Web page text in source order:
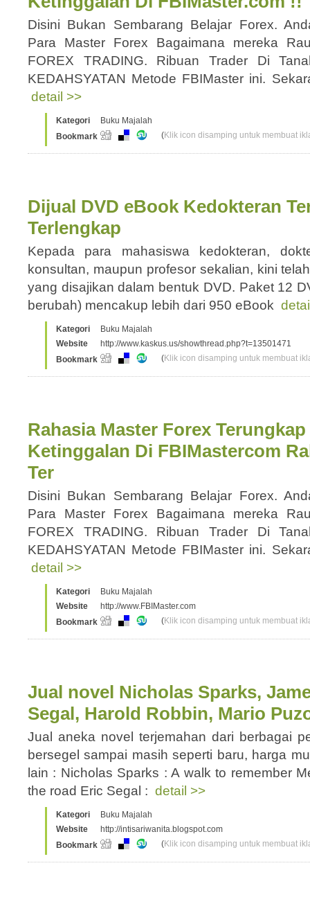
Disini Bukan Sembarang Belajar Forex.
Para Master Forex Bagaimana mereka
FOREX TRADING. Ribuan Trader Di
KEDAHSYATAN Metode FBIMaster ini.
detail >>
Kategori
Buku Majalah
Bookmark
(Klik icon disamping untuk membuat
Dijual DVD eBook Kedokteran
Terlengkap
Kepada para mahasiswa kedokteran,
konsultan, maupun profesor sekalian, kini
yang disajikan dalam bentuk DVD. Paket 12
berubah) mencakup lebih dari 950 eBook
Kategori
Buku Majalah
Website
http://www.kaskus.us/showthread.php?t=13501471
Bookmark
(Klik icon disamping untuk membuat
Rahasia Master Forex
Ketinggalan Di FBIMastercom
Ter
Disini Bukan Sembarang Belajar Forex.
Para Master Forex Bagaimana mereka
FOREX TRADING. Ribuan Trader Di
KEDAHSYATAN Metode FBIMaster ini.
detail >>
Kategori
Buku Majalah
Website
http://www.FBIMaster.com
Bookmark
(Klik icon disamping untuk membuat
Jual novel Nicholas Sparks,
Segal, Harold Robbin, Mario
Jual aneka novel terjemahan dari berbagai
bersegel sampai masih seperti baru, harga
lain : Nicholas Sparks : A walk to remember
the road Eric Segal : detail >>
Kategori
Buku Majalah
Website
http://intisariwanita.blogspot.com
Bookmark
(Klik icon disamping untuk membuat